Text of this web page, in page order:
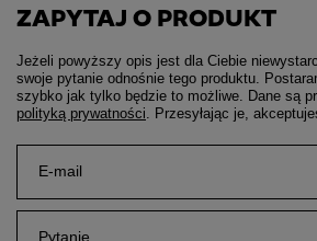
ZAPYTAJ O PRODUKT
Jeżeli powyższy opis jest dla Ciebie
swoje pytanie odnośnie tego produktu.
szybko jak tylko będzie to możliwe. Dane są
polityką prywatności . Przesyłając je,
E-mail
Pytanie